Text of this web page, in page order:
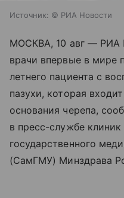
Источник: © РИА Новости
МОСКВА, 10 авг — РИА
врачи впервые в мире
летнего пациента с
пазухи, которая
основания черепа,
в пресс-службе
государственного
(СамГМУ) Минздрава